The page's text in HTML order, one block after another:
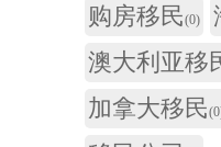
购房移民(0)
澳大利亚移
加拿大移民